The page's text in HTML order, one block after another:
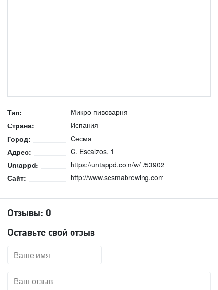
Тип:
Микро-пивоварня
Страна:
Испания
Город:
Сесма
Адрес:
C. Escalzos, 1
Untappd:
https://untappd.com/w/-/53902
Сайт:
http://www.sesmabrewing.com
Отзывы: 0
Оставьте свой отзыв